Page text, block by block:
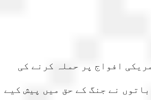
افواج پر حملہ کرنے کی
نے جنگ کے حق میں پیش کیے